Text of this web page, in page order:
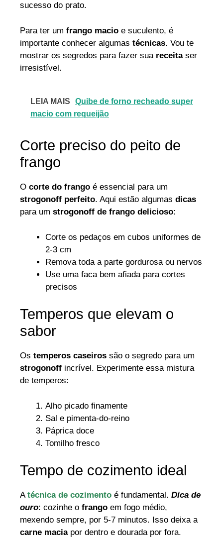
sucesso do prato.
Para ter um frango macio e suculento, é
importante conhecer algumas técnicas. Vou te
mostrar os segredos para fazer sua receitaser
irresistível.
LEIA MAIS
Quibe de forno recheado super
macio com requeijão
Corte preciso do peito de
frango
O corte do frango é essencial para um
strogonoff perfeito. Aqui estão algumas dicas
para um strogonoff de frango delicioso:
Corte os pedaços em cubos uniformes de
2-3 cm
Remova toda a parte gordurosa ou nervos
Use uma faca bem afiada para cortes
precisos
Temperos que elevam o
sabor
Os temperos caseiros são o segredo para um
strogonoff incrível. Experimente essa mistura
de temperos:
Alho picado finamente
Sal e pimenta-do-reino
Páprica doce
Tomilho fresco
Tempo de cozimento ideal
Atécnica de cozimento é fundamental. Dica de
ouro: cozinhe o frango em fogo médio,
mexendo sempre, por 5-7 minutos. Isso deixa a
carne maciapor dentro e dourada por fora.